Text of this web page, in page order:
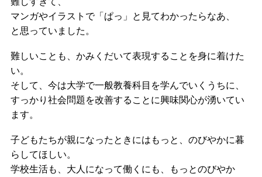
マンガやイラストで「ぱっ」と見てわかったらなあ、
と思っていました。
難しいことも、かみくだいて表現することを身に着けた
い。
そして、今は大学で一般教養科目を学んでいくうちに、
すっかり社会問題を改善することに興味関心が湧いてい
ます。
子どもたちが親になったときにはもっと、のびやかに暮
らしてほしい。
学校生活も、大人になって働くにも、もっとのびやか